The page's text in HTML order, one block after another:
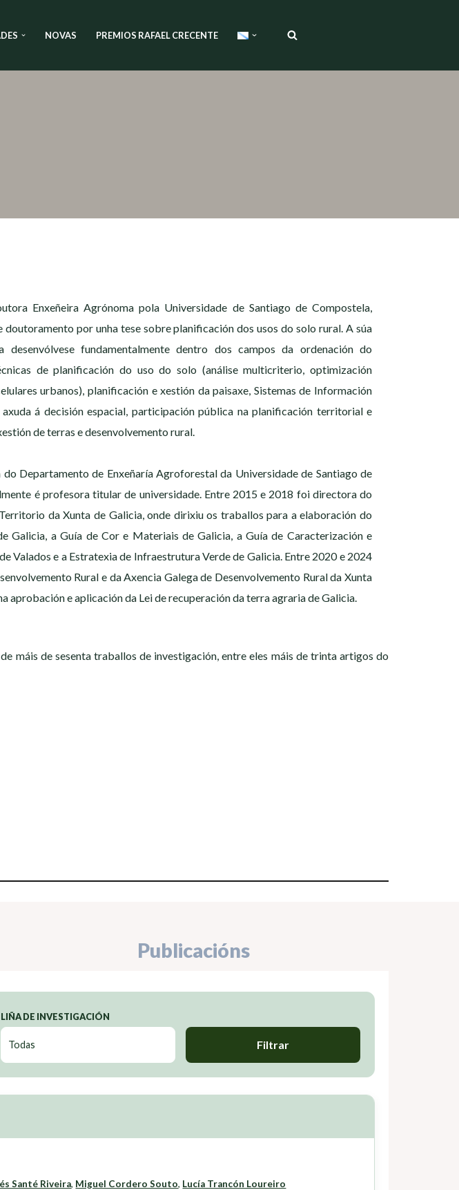
NOVAS PREMIOS RAFAEL CRECENTE
Enxeñeira Agrónoma pola Universidade de Santiago de Compostela,
por unha tese sobre planificación dos usos do solo rural. A súa
desenvólvese fundamentalmente dentro dos campos da ordenación do
de planificación do uso do solo (análise multicriterio, optimización
urbanos), planificación e xestión da paisaxe, Sistemas de Información
á decisión espacial, participación pública na planificación territorial e
de terras e desenvolvemento rural.
Departamento de Enxeñaría Agroforestal da Universidade de Santiago de
é profesora titular de universidade. Entre 2015 e 2018 foi directora do
da Xunta de Galicia, onde dirixiu os traballos para a elaboración do
Galicia, a Guía de Cor e Materiais de Galicia, a Guía de Caracterización e
Valados e a Estratexia de Infraestrutura Verde de Galicia. Entre 2020 e 2024
Rural e da Axencia Galega de Desenvolvemento Rural da Xunta
aprobación e aplicación da Lei de recuperación da terra agraria de Galicia.
máis de sesenta traballos de investigación, entre eles máis de trinta artigos do
Publicacións
LIÑA DE INVESTIGACIÓN
Filtrar
Santé Riveira, Miguel Cordero Souto, Lucía Trancón Loureiro